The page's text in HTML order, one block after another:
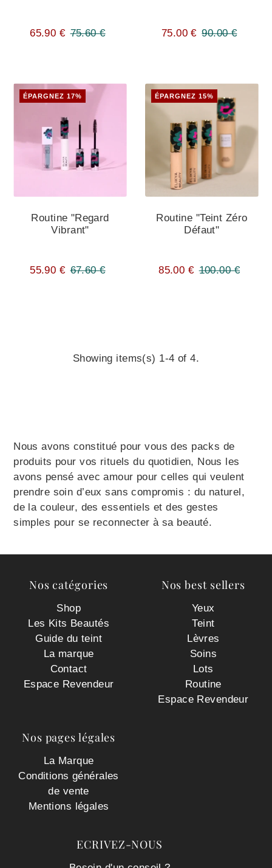
65.90 € 75.60 € 75.00 € 90.00 €
ÉPARGNEZ 17%
Routine "Regard
Vibrant"
55.90 € 67.60 €
ÉPARGNEZ 15%
Routine "Teint Zéro
Défaut"
85.00 € 100.00 €
Showing items(s) 1-4 of 4.
Nous avons constitué pour vous des packs de
produits pour vos rituels du quotidien, Nous les
avons pensé avec amour pour celles qui veulent
prendre soin d’eux sans compromis : du naturel,
de la couleur, des essentiels et des gestes
simples pour se reconnecter à sa beauté.
Nos catégories
Shop
Les Kits Beautés
Guide du teint
La marque
Contact
Espace Revendeur
Nos best sellers
Yeux
Teint
Lèvres
Soins
Lots
Routine
Espace Revendeur
Nos pages légales
La Marque
Conditions générales
de vente
Mentions légales
ECRIVEZ-NOUS